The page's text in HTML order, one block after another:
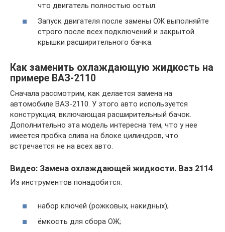
что двигатель полностью остыл.
Запуск двигателя после замены ОЖ выполняйте
строго после всех подключений и закрытой
крышки расширительного бачка.
Как заменить охлаждающую жидкость на
примере ВАЗ-2110
Сначала рассмотрим, как делается замена на
автомобиле ВАЗ-2110. У этого авто используется
конструкция, включающая расширительный бачок.
Дополнительно эта модель интересна тем, что у нее
имеется пробка слива на блоке цилиндров, что
встречается не на всех авто.
Видео: Замена охлаждающей жидкости. Ваз 2114
Из инструментов понадобится:
набор ключей (рожковых, накидных);
ёмкость для сбора ОЖ;